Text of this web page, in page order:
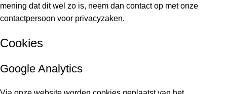
mening dat dit wel zo is, neem dan contact op met onze
contactpersoon voor privacyzaken.
Cookies
Google Analytics